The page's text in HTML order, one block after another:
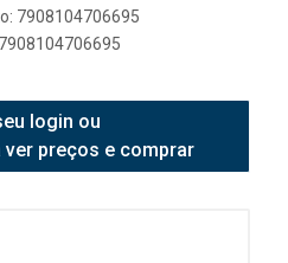
7908104706695
login ou
preços e comprar